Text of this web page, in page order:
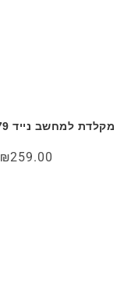
מקלדת למחשב נייד Apple A2179
₪259.00